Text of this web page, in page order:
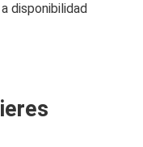
disponibilidad